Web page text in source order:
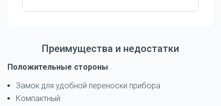
Преимущества и недостатки
Положительные стороны
Замок для удобной переноски прибора
Компактный